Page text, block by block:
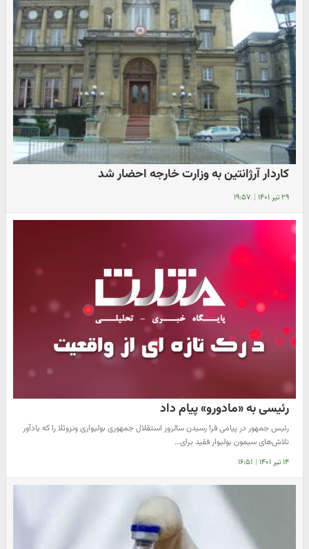
کاردار آرژانتین به وزارت خارجه احضار شد
۲۹ تیر ۱۴۰۱ | ۱۹:۵۷
رئیسی به «مادورو» پیام داد
رئیس جمهور در پیامی فرا رسیدن سالروز استقلال جمهوری بولیواری ونزوئلا را که یادآور
تلاش‌های سیمون بولیوار فقید برای…
۱۴ تیر ۱۴۰۱ | ۱۶:۵۱